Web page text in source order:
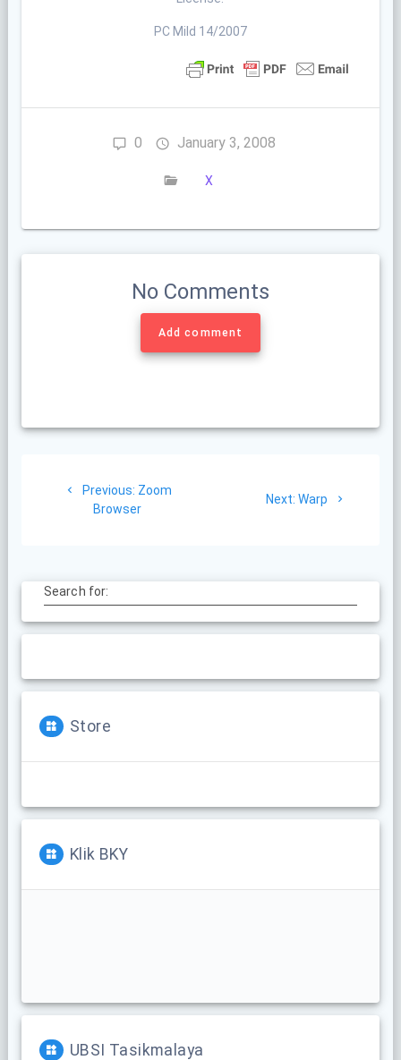
PC Mild 14/2007
0 January 3, 2008
X
No Comments
Add comment
navigation
Previous: Previous
post:
Zoom
Browser
Next: Next
Warp
Search for:
Store
Klik BKY
UBSI Tasikmalaya